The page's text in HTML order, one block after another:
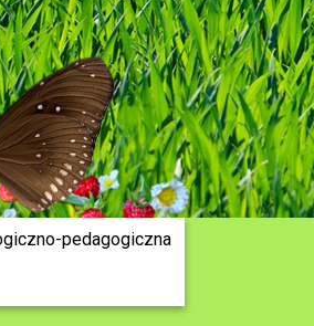
pedagogiczna